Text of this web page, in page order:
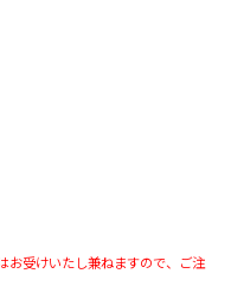
お受けいたし兼ねますので、ご注